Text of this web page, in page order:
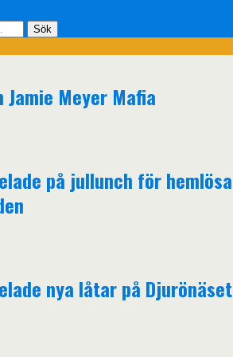
Meyer Mafia
på jullunch för hemlösa
nya låtar på Djurönäset